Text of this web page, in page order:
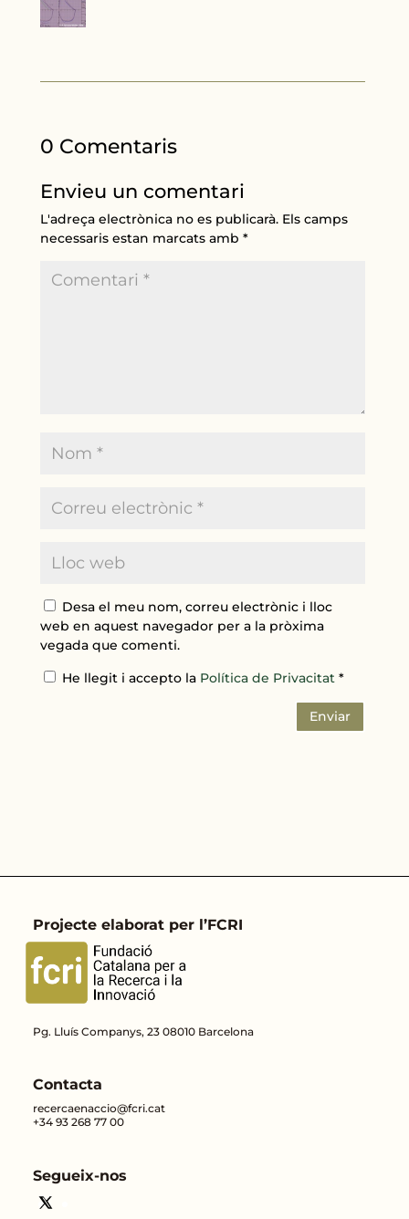
0 Comentaris
Envieu un comentari
L'adreça electrònica no es publicarà. Els camps
necessaris estan marcats amb*
Desa el meu nom, correu electrònic i lloc
web en aquest navegador per a la pròxima
vegada que comenti.
He llegit i accepto la Política de Privacitat*
Enviar
Projecte elaborat per l’FCRI
Pg. Lluís Companys, 23 08010 Barcelona
Contacta
recercaenaccio@fcri.cat
+34 93 268 77 00
Segueix-nos